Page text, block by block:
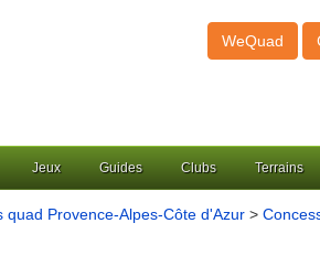
WeQuad
Jeux Guides Clubs Terrains
quad Provence-Alpes-Côte d'Azur >